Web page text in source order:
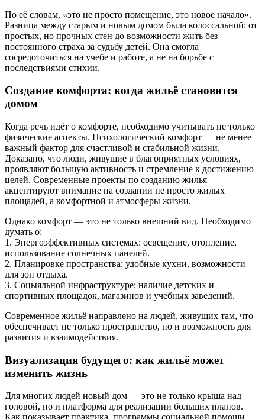
По её словам, «это не просто помещение, это новое начало».
Разница между старым и новым домом была колоссальной: от
простых, но прочных стен до возможности жить без
постоянного страха за судьбу детей. Она смогла
сосредоточиться на учебе и работе, а не на борьбе с
последствиями стихии.
Создание комфорта: когда жильё становится
домом
Когда речь идёт о комфорте, необходимо учитывать не только
физические аспекты. Психологический комфорт — не менее
важный фактор для счастливой и стабильной жизни.
Доказано, что люди, живущие в благоприятных условиях,
проявляют большую активность и стремление к достижению
целей. Современные проекты по созданию жилья
акцентируют внимание на создании не просто жилых
площадей, а комфортной и атмосферы жизни.
Однако комфорт — это не только внешний вид. Необходимо
думать о:
1. Энергоэффективных системах: освещение, отопление,
использование солнечных панелей.
2. Планировке пространства: удобные кухни, возможности
для зон отдыха.
3. Соцыяльной инфраструктуре: наличие детских и
спортивных площадок, магазинов и учебных заведений.
Современное жильё направлено на людей, живущих там, что
обеспечивает не только пространство, но и возможность для
развития и взаимодействия.
Визуализация будущего: как жильё может
изменить жизнь
Для многих людей новый дом — это не только крыша над
головой, но и платформа для реализации больших планов.